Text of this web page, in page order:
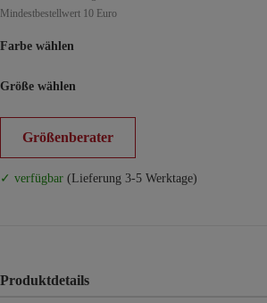
Mindestbestellwert 10 Euro
Farbe wählen
Größe wählen
Größenberater
✓ verfügbar (Lieferung 3-5 Werktage)
Produktdetails